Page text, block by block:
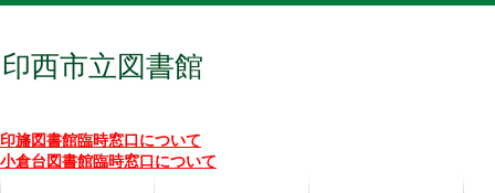
印西市立図書館
印旛図書館臨時窓口について
小倉台図書館臨時窓口について